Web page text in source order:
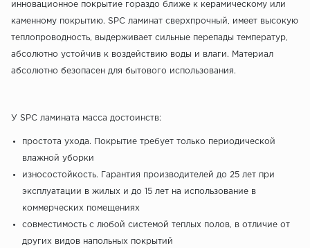
инновационное покрытие гораздо ближе к керамическому или
каменному покрытию. SPC ламинат сверхпрочный, имеет высокую
теплопроводность, выдерживает сильные перепады температур,
абсолютно устойчив к воздействию воды и влаги. Материал
абсолютно безопасен для бытового использования.
У SPC ламината масса достоинств:
простота ухода. Покрытие требует только периодической
влажной уборки
износостойкость. Гарантия производителей до 25 лет при
эксплуатации в жилых и до 15 лет на использование в
коммерческих помещениях
совместимость с любой системой теплых полов, в отличие от
других видов напольных покрытий